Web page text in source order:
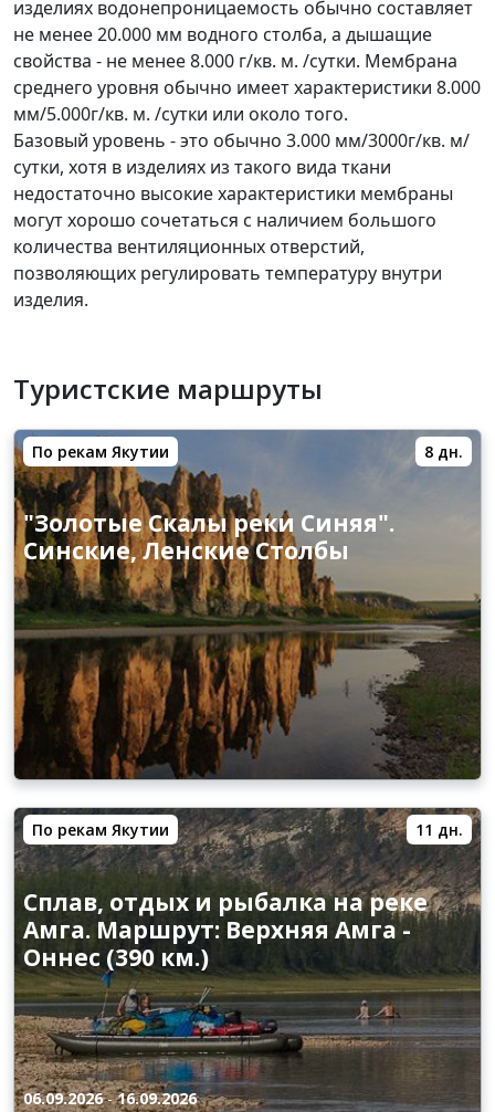
изделиях водонепроницаемость обычно составляет
не менее 20.000 мм водного столба, а дышащие
свойства - не менее 8.000 г/кв. м. /сутки. Мембрана
среднего уровня обычно имеет характеристики 8.000
мм/5.000г/кв. м. /сутки или около того.
Базовый уровень - это обычно 3.000 мм/3000г/кв. м/
сутки, хотя в изделиях из такого вида ткани
недостаточно высокие характеристики мембраны
могут хорошо сочетаться с наличием большого
количества вентиляционных отверстий,
позволяющих регулировать температуру внутри
изделия.
Туристские маршруты
По рекам Якутии 8 дн.
"Золотые Скалы реки Синяя".
Синские, Ленские Столбы
По рекам Якутии 11 дн.
Сплав, отдых и рыбалка на реке
Амга. Маршрут: Верхняя Амга -
Оннес (390 км.)
06.09.2026-16.09.2026